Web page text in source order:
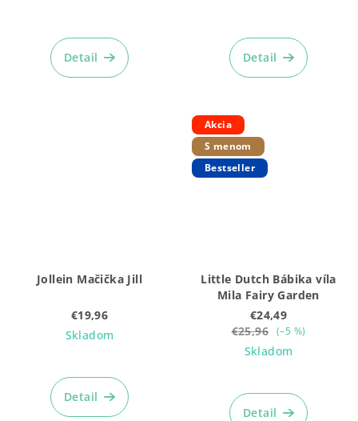
Detail Detail
Jollein Mačička Jill
€19,96
Skladom
Detail
Akcia
S menom
Bestseller
Little Dutch Bábika víla
Mila Fairy Garden
€24,49
€25,96 (–5 %)
Skladom
hodnotenie
produktu
Detail